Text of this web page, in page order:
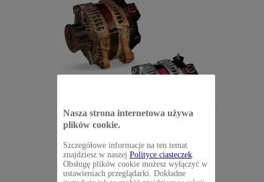
Nasza strona internetowa używa
plików cookie.
Szczegółowe informacje na ten temat
znajdziesz w naszej Polityce ciasteczek.
Obsługę plików cookie możesz wyłączyć w
ustawieniach przeglądarki. Dokładne